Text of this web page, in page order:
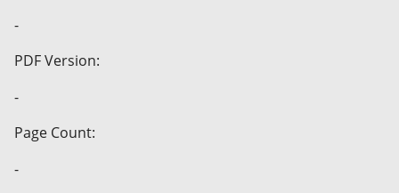
-
PDF Version:
-
Page Count:
-